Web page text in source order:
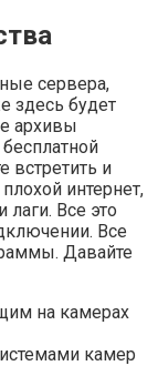
сервера,
здесь будет
архивы
встретить и
интернет,
лаги. Все это
Все
Давайте
на камерах
камер